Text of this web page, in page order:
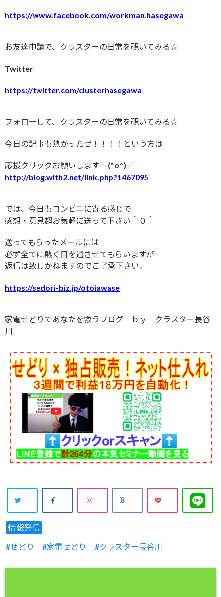
https://www.facebook.com/workman.hasegawa
お友達申請で、クラスターの日常を覗いてみる☆
Twitter
https://twitter.com/clusterhasegawa
フォローして、クラスターの日常を覗いてみる☆
今日の記事も熱かったぜ！！！！という方は
応援クリックお願いします＼(^o^)／
http://blog.with2.net/link.php?1467095
では、今日もコンビニに寄る感じで
感想・意見超お気軽に送って下さい＾０＾
送ってもらったメールには
必ず全てに熱く目を通させてもらいますが
返信は致しかねますのでご了承下さい。
https://sedori-biz.jp/otoiawase
家電せどりであなたを救うブログ ｂｙ クラスター長谷
川
情報発信
せどり
家電せどり クラスター長谷川